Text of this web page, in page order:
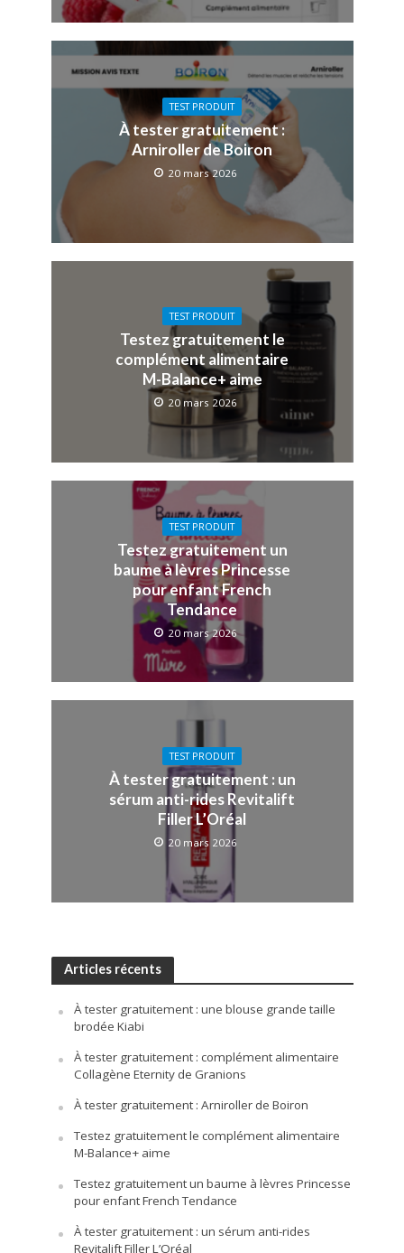
TEST PRODUIT
À tester gratuitement :
Arniroller de Boiron
20 mars 2026
TEST PRODUIT
Testez gratuitement le
complément alimentaire
M-Balance+ aime
20 mars 2026
TEST PRODUIT
Testez gratuitement un
baume à lèvres Princesse
pour enfant French
Tendance
20 mars 2026
TEST PRODUIT
À tester gratuitement : un
sérum anti-rides Revitalift
Filler L’Oréal
20 mars 2026
Articles récents
À tester gratuitement : une blouse grande taille
brodée Kiabi
À tester gratuitement : complément alimentaire
Collagène Eternity de Granions
À tester gratuitement : Arniroller de Boiron
Testez gratuitement le complément alimentaire
M-Balance+ aime
Testez gratuitement un baume à lèvres Princesse
pour enfant French Tendance
À tester gratuitement : un sérum anti-rides
Revitalift Filler L’Oréal